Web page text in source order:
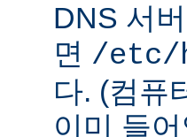
DNS 서
면 /etc/
다. (컴퓨
이미 들